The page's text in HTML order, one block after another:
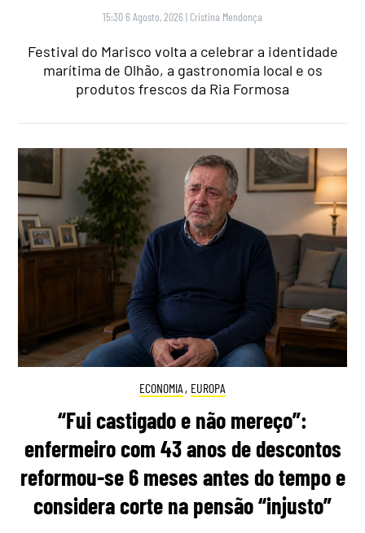
15:30 6 Agosto, 2026 | Cristina Mendonça
Festival do Marisco volta a celebrar a identidade
marítima de Olhão, a gastronomia local e os
produtos frescos da Ria Formosa
ECONOMIA , EUROPA
“Fui castigado e não mereço”:
enfermeiro com 43 anos de descontos
reformou-se 6 meses antes do tempo e
considera corte na pensão “injusto”